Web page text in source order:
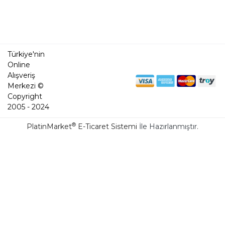
Türkiye'nin
Online
Alışveriş
Merkezi ©
Copyright
2005 - 2024
PlatinMarket® E-Ticaret Sistemi İle Hazırlanmıştır.